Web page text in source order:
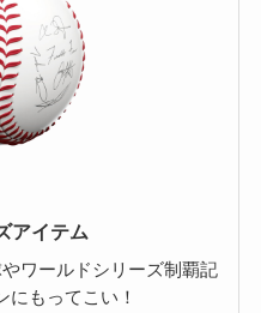
アイテム
ワールドシリーズ制覇記
にもってこい！